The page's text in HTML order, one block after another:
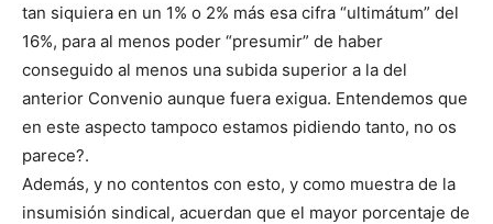
tan siquiera en un 1% o 2% más esa cifra “ultimátum” del
16%, para al menos poder “presumir” de haber
conseguido al menos una subida superior a la del
anterior Convenio aunque fuera exigua. Entendemos que
en este aspecto tampoco estamos pidiendo tanto, no os
parece?.
Además, y no contentos con esto, y como muestra de la
insumisión sindical, acuerdan que el mayor porcentaje de